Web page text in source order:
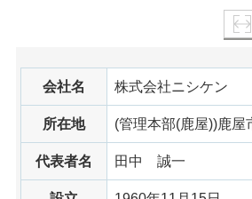
会社名 株式会社ニシケン
所在地 (管理本部(鹿屋))鹿
代表者名 田中 誠一